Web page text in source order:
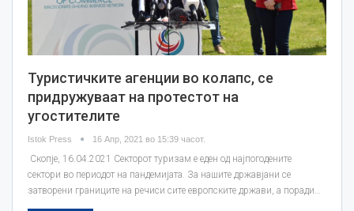
Туристичките агенции во колапс, се
придружуваат на протестот на
угостителите
Istok Press 16 Апр, 2021 во 15:39 часот.
Скопје, 16.04.2021 Секторот туризам е еден од најпогодените
сектори во периодот на пандемијата. За нашите државјани се
затворени границите на речиси сите европските држави, а поради…